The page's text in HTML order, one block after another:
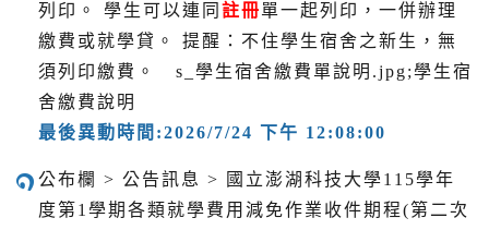
列印。 學生可以連同 註冊單一起列印，一併辦理
繳費或就學貸。 提醒：不住學生宿舍之新生，無
須列印繳費。 s_學生宿舍繳費單說明.jpg;學生宿
舍繳費說明
最後異動時間:2026/7/24 下午 12:08:00
公布欄 > 公告訊息 > 國立澎湖科技大學115學年
度第1學期各類就學費用減免作業收件期程(第二次